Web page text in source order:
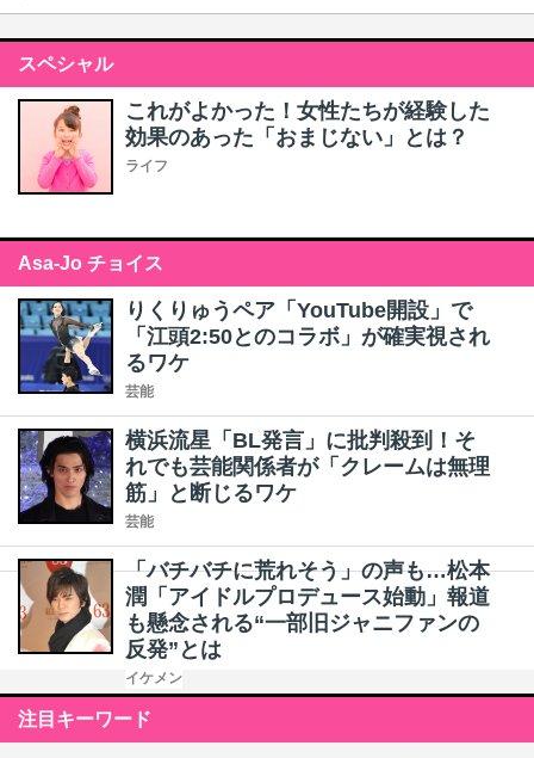
スペシャル
これがよかった！女性たちが経験した
効果のあった「おまじない」とは？
ライフ
Asa-Jo チョイス
りくりゅうペア「YouTube開設」で
「江頭2:50とのコラボ」が確実視され
るワケ
芸能
横浜流星「BL発言」に批判殺到！そ
れでも芸能関係者が「クレームは無理
筋」と断じるワケ
芸能
「バチバチに荒れそう」の声も…松本
潤「アイドルプロデュース始動」報道
も懸念される“一部旧ジャニファンの
反発”とは
イケメン
注目キーワード